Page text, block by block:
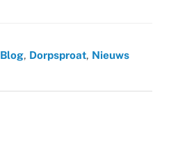
Blog, Dorpsproat, Nieuws